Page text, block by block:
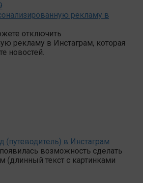
рекламу в
отключить
рекламу в Инстаграм, которая
новостей.
(путеводитель) в Инстаграм
возможность сделать
(длинный текст с картинками